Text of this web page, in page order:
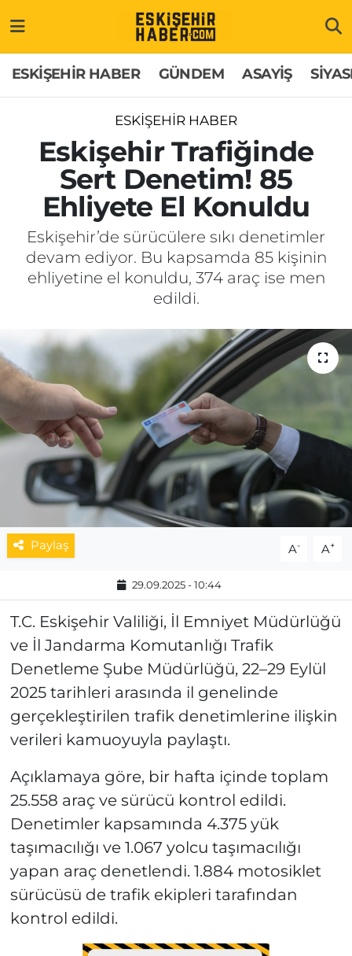
ESKİŞEHİR HABER GÜNDEM ASAYİŞ
ESKİŞEHİR HABER
Eskişehir Trafiğinde
Sert Denetim! 85
Ehliyete El Konuldu
Eskişehir’de sürücülere sıkı denetimler
devam ediyor. Bu kapsamda 85 kişinin
ehliyetine el konuldu, 374 araç ise men
edildi.
Paylaş A- A+
29.09.2025 - 10:44
T.C. Eskişehir Valiliği, İl Emniyet Müdürlüğü
ve İl Jandarma Komutanlığı Trafik
Denetleme Şube Müdürlüğü, 22–29 Eylül
2025 tarihleri arasında il genelinde
gerçekleştirilen trafik denetimlerine ilişkin
verileri kamuoyuyla paylaştı.
Açıklamaya göre, bir hafta içinde toplam
25.558 araç ve sürücü kontrol edildi.
Denetimler kapsamında 4.375 yük
taşımacılığı ve 1.067 yolcu taşımacılığı
yapan araç denetlendi. 1.884 motosiklet
sürücüsü de trafik ekipleri tarafından
kontrol edildi.
GÜNDEM
ASAYİŞ
SİYASET
EKONOMİ
SAĞLIK
SPOR
MAGAZİN
ESKİŞEHİRSPOR
Hakkımızda
İletişim
Künye
Odunpazarı Trafik Yoğunluk Haritası
Süper Lig Puan Durumu ve Fikstür
Tüm Manşetler
Son Dakika Haberleri
Haber Arşivi